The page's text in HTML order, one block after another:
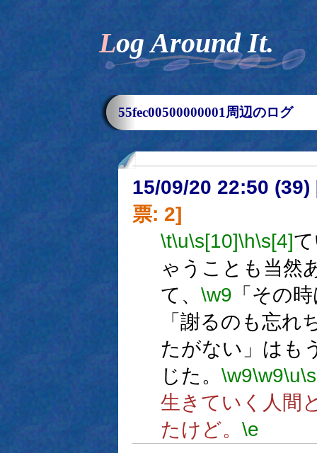
Log Around It.
55fec00500000001周辺のログ
15/09/20 22:50 (39)
票: 2]
\t\u\s[10]\h\s[4]
ゃうことも当然
て、 \w9 「その
「謝るのも忘
たがない」はも
じた。 \w9\w9\u
生きていく人間
たけど。 \e